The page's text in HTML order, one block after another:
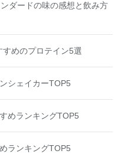
ダードの味の感想と飲み方
めのプロテイン5選
シェイカーTOP5
めランキングTOP5
ランキングTOP5